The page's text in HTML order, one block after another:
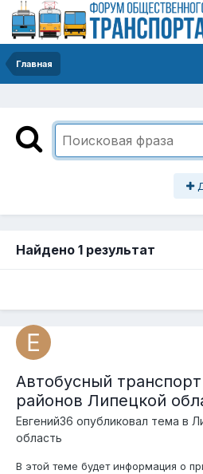
Главная
Найдено 1 результат
Автобусный
районов Липецкой
Евгений36 опубликовал тема в
область
В этой теме будет информация о